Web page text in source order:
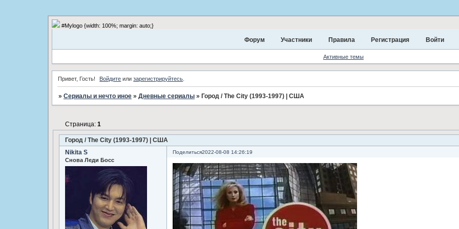
#Mylogo {width: 100%; margin: auto;}
Форум Участники Правила Регистрация Войти
Активные темы
Привет, Гость! Войдите илизарегистрируйтесь
» Сериалы и нечто иное » Дневные сериалы » Город / The City (1993-1997) | США
Город / The City (1993-1997) | США
Страница: 1
Поделиться2022-08-08 14:26:19
Nikita S
Снова Леди Босс